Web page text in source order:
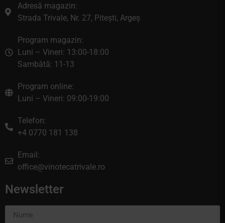
Adresă magazin:
Strada Trivale, Nr. 27, Pitești, Argeș
Program magazin:
Luni – Vineri: 13:00-18:00
Sambătă: 11-13
Program online:
Luni – Vineri: 09:00-19:00
Telefon:
+4 0770 181 138
Email:
office@vinotecatrivale.ro
Newsletter